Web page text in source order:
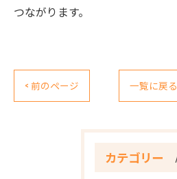
つながります。
< 前のページ 一覧に戻る
カテゴリー